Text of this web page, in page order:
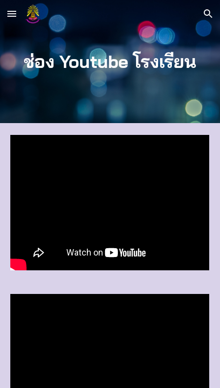
Skip to main content Skip to navigation
ช่อง Youtube โรงเรียน